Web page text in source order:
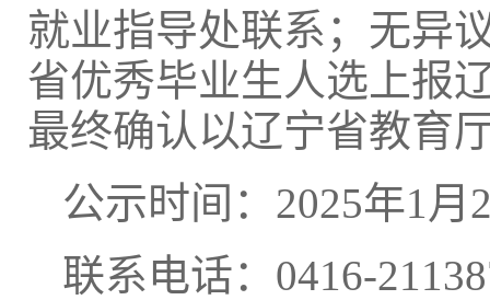
就业指导处联系；无异
省优秀毕业生人选上报
最终确认以辽宁省教育
公示时间：2025年1
联系电话：0416-